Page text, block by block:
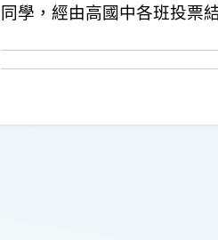
同學， 經由高國中各班投票